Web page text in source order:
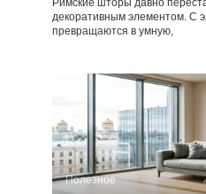
декоративным элементом. С
превращаются в умную,
Полезное